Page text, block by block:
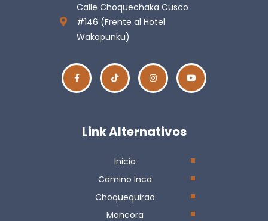
Calle Choquechaka Cusco
#146 (Frente al Hotel
Wakapunku)
Link Alternativos
Inicio
Camino Inca
Choquequirao
Mancora